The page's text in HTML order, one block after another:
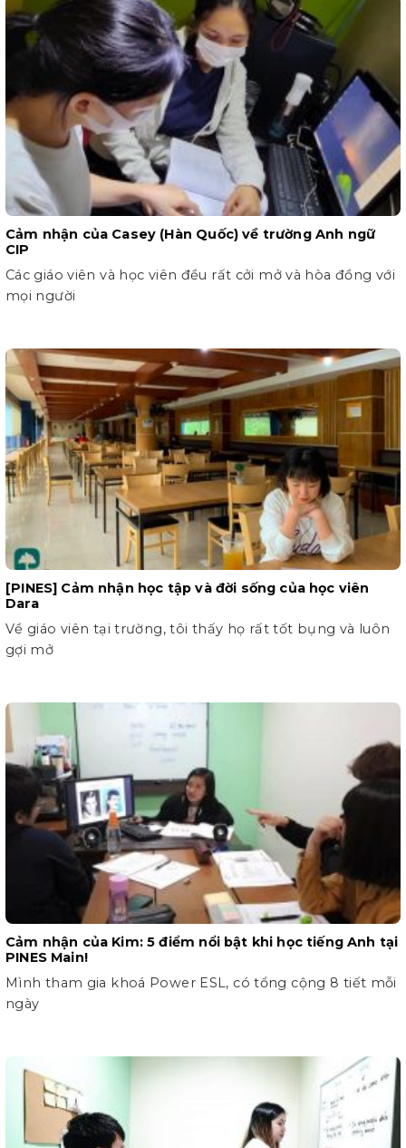
Cảm nhận của Casey (Hàn Quốc) về trường Anh ngữ
CIP
Các giáo viên và học viên đều rất cởi mở và hòa đồng với
mọi người
[PINES] Cảm nhận học tập và đời sống của học viên
Dara
Về giáo viên tại trường, tôi thấy họ rất tốt bụng và luôn
gợi mở
Cảm nhận của Kim: 5 điểm nổi bật khi học tiếng Anh tại
PINES Main!
Mình tham gia khoá Power ESL, có tổng cộng 8 tiết mỗi
ngày